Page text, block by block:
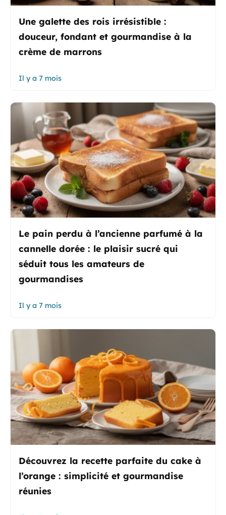
Une galette des rois irrésistible :
douceur, fondant et gourmandise à la
crème de marrons
Il y a 7 mois
Le pain perdu à l’ancienne parfumé à la
cannelle dorée : le plaisir sucré qui
séduit tous les amateurs de
gourmandises
Il y a 7 mois
Découvrez la recette parfaite du cake à
l’orange : simplicité et gourmandise
réunies